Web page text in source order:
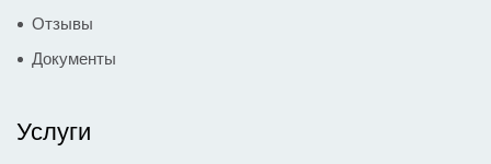
Отзывы
Документы
Услуги